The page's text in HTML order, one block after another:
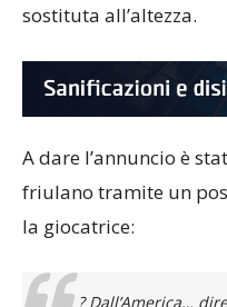
sostituta all’altezza.
A dare l’annuncio è
friulano tramite un
la giocatrice:
?Dall’America…